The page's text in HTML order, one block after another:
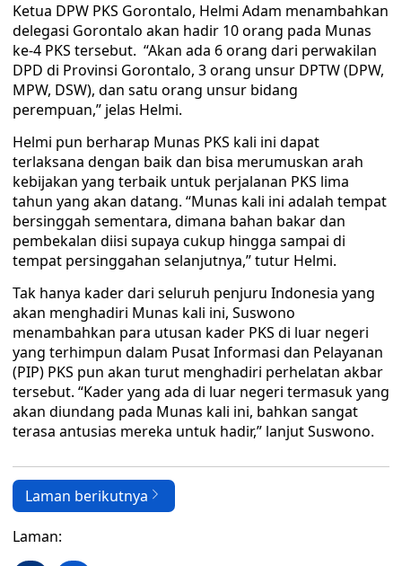
Ketua DPW PKS Gorontalo, Helmi Adam menambahkan
delegasi Gorontalo akan hadir 10 orang pada Munas
ke-4 PKS tersebut. “Akan ada 6 orang dari perwakilan
DPD di Provinsi Gorontalo, 3 orang unsur DPTW (DPW,
MPW, DSW), dan satu orang unsur bidang
perempuan,” jelas Helmi.
Helmi pun berharap Munas PKS kali ini dapat
terlaksana dengan baik dan bisa merumuskan arah
kebijakan yang terbaik untuk perjalanan PKS lima
tahun yang akan datang. “Munas kali ini adalah tempat
bersinggah sementara, dimana bahan bakar dan
pembekalan diisi supaya cukup hingga sampai di
tempat persinggahan selanjutnya,” tutur Helmi.
Tak hanya kader dari seluruh penjuru Indonesia yang
akan menghadiri Munas kali ini, Suswono
menambahkan para utusan kader PKS di luar negeri
yang terhimpun dalam Pusat Informasi dan Pelayanan
(PIP) PKS pun akan turut menghadiri perhelatan akbar
tersebut. “Kader yang ada di luar negeri termasuk yang
akan diundang pada Munas kali ini, bahkan sangat
terasa antusias mereka untuk hadir,” lanjut Suswono.
Laman berikutnya
Laman: